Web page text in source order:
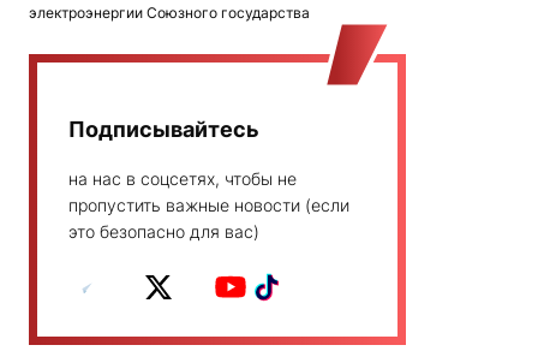
электроэнергии Союзного государства
Подписывайтесь
на нас в соцсетях, чтобы не
пропустить важные новости (если
это безопасно для вас)